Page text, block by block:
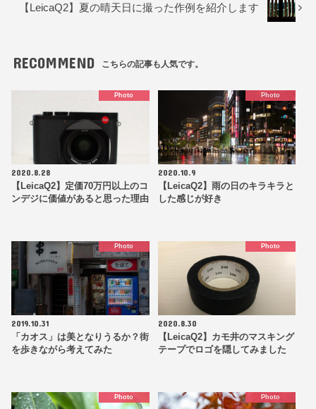
【LeicaQ2】夏の晴天日に撮った作例を紹介します
RECOMMEND こちらの記事も人気です。
Photo
2020.8.28
【LeicaQ2】定価70万円以上のコ
ンデジに価値があると思った理由
Photo
2020.10.9
【LeicaQ2】雨の日のキラキラと
した感じが好き
Photo
2019.10.31
「カオス」は美となりうるか？街
を歩きながら考えてみた
Photo
2020.8.30
【LeicaQ2】カモ井のマスキング
テープでロゴを隠してみました
Photo Photo